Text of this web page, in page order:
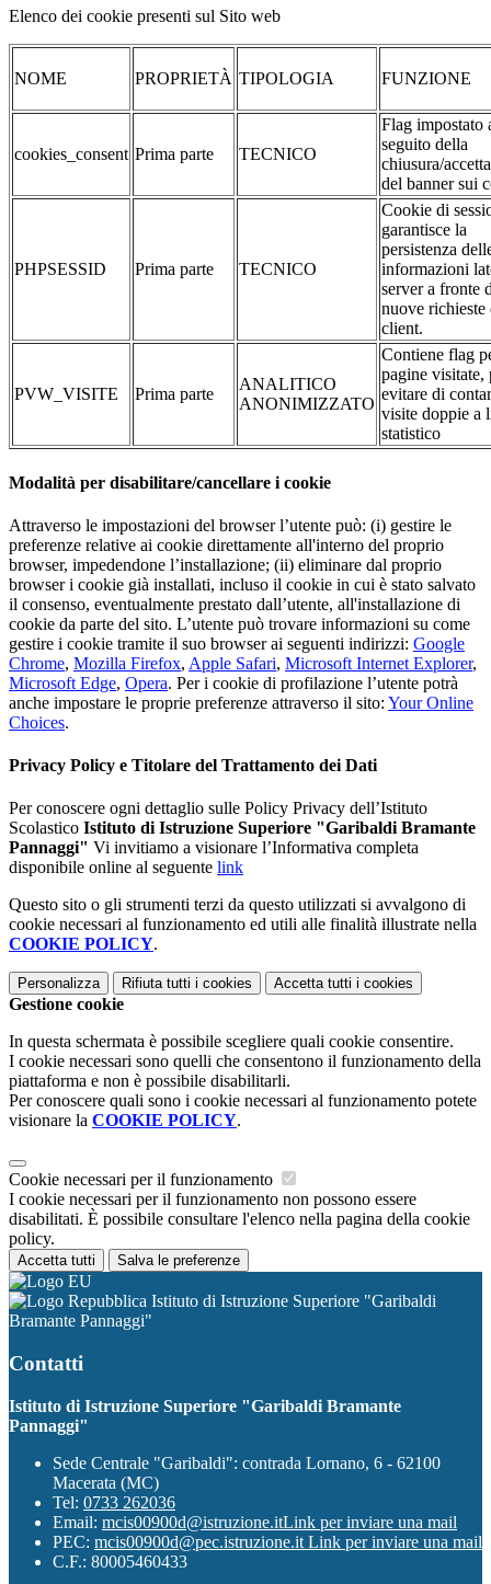
Elenco dei cookie presenti sul Sito web
NOME PROPRIETÀ TIPOLOGIA FUNZIONE
cookies_consent Prima parte TECNICO
Flag impostato
seguito della
chiusura/
del banner sui
PHPSESSID Prima parte TECNICO
Cookie di
garantisce la
persistenza
informazioni
server a fronte
nuove richieste
client.
PVW_VISITE Prima parte
ANALITICO
ANONIMIZZATO
Contiene flag
pagine visitate,
evitare di
visite doppie a
statistico
Modalità per disabilitare/cancellare i cookie
Attraverso le impostazioni del browser l’utente può: (i) gestire le
preferenze relative ai cookie direttamente all'interno del proprio
browser, impedendone l’installazione; (ii) eliminare dal proprio
browser i cookie già installati, incluso il cookie in cui è stato salvato
il consenso, eventualmente prestato dall’utente, all'installazione di
cookie da parte del sito. L’utente può trovare informazioni su come
gestire i cookie tramite il suo browser ai seguenti indirizzi: Google
Chrome, Mozilla Firefox, Apple Safari, Microsoft Internet Explorer,
Microsoft Edge, Opera. Per i cookie di profilazione l’utente potrà
anche impostare le proprie preferenze attraverso il sito: Your Online
Choices.
Privacy Policy e Titolare del Trattamento dei Dati
Per conoscere ogni dettaglio sulle Policy Privacy dell’Istituto
Scolastico Istituto di Istruzione Superiore "Garibaldi Bramante
Pannaggi" Vi invitiamo a visionare l’Informativa completa
disponibile online al seguente link
Questo sito o gli strumenti terzi da questo utilizzati si avvalgono di
cookie necessari al funzionamento ed utili alle finalità illustrate nella
COOKIE POLICY.
Personalizza Rifiuta tutti i cookies Accetta tutti i cookies
Gestione cookie
In questa schermata è possibile scegliere quali cookie consentire.
I cookie necessari sono quelli che consentono il funzionamento della
piattaforma e non è possibile disabilitarli.
Per conoscere quali sono i cookie necessari al funzionamento potete
visionare la COOKIE POLICY.
Cookie necessari per il funzionamento
I cookie necessari per il funzionamento non possono essere
disabilitati. È possibile consultare l'elenco nella pagina della cookie
policy.
Accetta tutti Salva le preferenze
Istituto di Istruzione Superiore "Garibaldi
Bramante Pannaggi"
Contatti
Istituto di Istruzione Superiore "Garibaldi Bramante
Pannaggi"
Sede Centrale "Garibaldi": contrada Lornano, 6 - 62100
Macerata (MC)
Tel: 0733 262036
Email: mcis00900d@istruzione.itLink per inviare una mail
PEC: mcis00900d@pec.istruzione.it Link per inviare una mail
C.F.: 80005460433